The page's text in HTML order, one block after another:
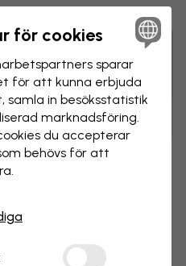
för att göra en markering och
för cookies
sparar
för att kunna erbjuda
in besöks­statistik
marknads­föring.
du accepterar
behövs för att